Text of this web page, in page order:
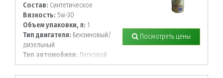
Состав: Синтетическое
Вязкость: 5w-30
Объем упаковки, л: 1
Тип двигателя: Бензиновый/
дизельный
Тип автомобиля: Легковой
Посмотреть цены